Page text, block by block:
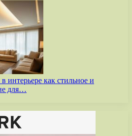
интерьере как стильное и
для…